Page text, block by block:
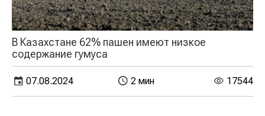
В Казахстане 62% пашен имеют низкое
содержание гумуса
07.08.2024 2 мин 17544